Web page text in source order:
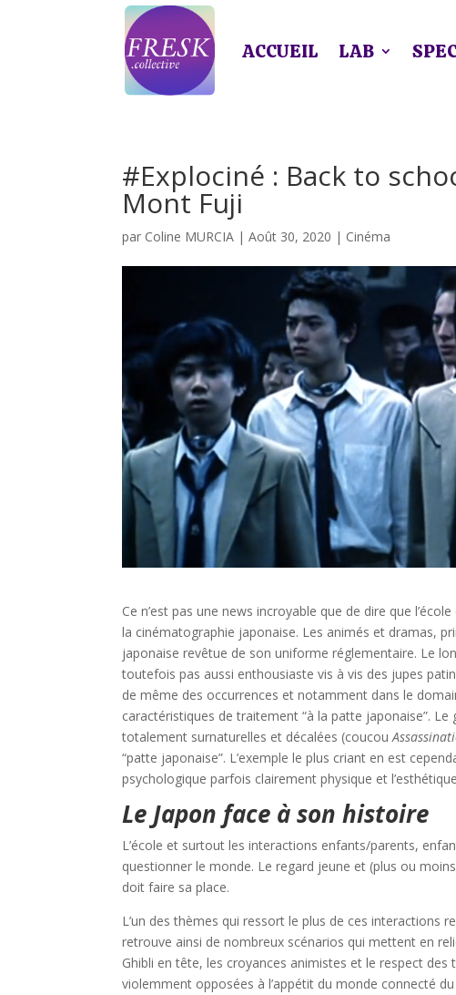
ACCUEIL LAB
#Explociné : Back to
Mont Fuji
par Coline MURCIA |Août 30, 2020 | Cinéma
Ce n’est pas une news incroyable que de dire que
la cinématographie japonaise. Les animés et dramas,
japonaise revêtue de son uniforme réglementaire. Le
toutefois pas aussi enthousiaste vis à vis des jupes
de même des occurrences et notamment dans le
caractéristiques de traitement “à la patte japonaise”.
totalement surnaturelles et décalées (coucou
“patte japonaise”. L’exemple le plus criant en est
psychologique parfois clairement physique et
Le Japon face à son histoire
L’école et surtout les interactions enfants/parents,
questionner le monde. Le regard jeune et (plus ou
doit faire sa place.
L’un des thèmes qui ressort le plus de ces interactions
retrouve ainsi de nombreux scénarios qui mettent en
Ghibli en tête, les croyances animistes et le respect
violemment opposées à l’appétit du monde connecté